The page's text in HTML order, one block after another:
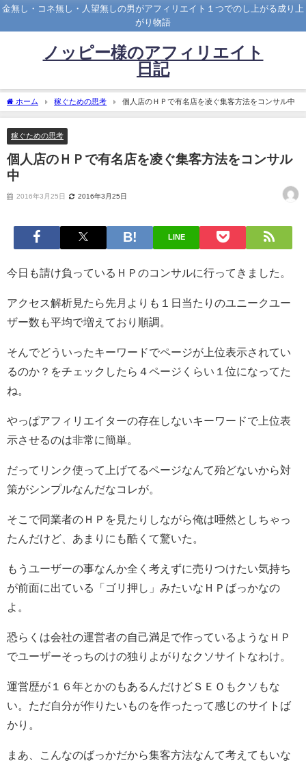
金無し・コネ無し・人望無しの男がアフィリエイト１つでのし上がる成り上
がり物語
ノッピー様のアフィリエイト
日記
ホーム 稼ぐための思考 個人店のＨＰで有名店を凌ぐ集客方法をコンサル中
稼ぐための思考
個人店のＨＰで有名店を凌ぐ集客方法をコンサル
中
2016年3月25日 2016年3月25日
LINE
今日も請け負っているＨＰのコンサルに行ってきました。
アクセス解析見たら先月よりも１日当たりのユニークユー
ザー数も平均で増えており順調。
そんでどういったキーワードでページが上位表示されてい
るのか？をチェックしたら４ページくらい１位になってた
ね。
やっぱアフィリエイターの存在しないキーワードで上位表
示させるのは非常に簡単。
だってリンク使って上げてるページなんて殆どないから対
策がシンプルなんだなコレが。
そこで同業者のＨＰを見たりしながら俺は唖然としちゃっ
たんだけど、あまりにも酷くて驚いた。
もうユーザーの事なんか全く考えずに売りつけたい気持ち
が前面に出ている「ゴリ押し」みたいなＨＰばっかなの
よ。
恐らくは会社の運営者の自己満足で作っているようなＨＰ
でユーザーそっちのけの独りよがりなクソサイトなわけ。
運営歴が１６年とかのもあるんだけどＳＥＯもクソもな
い。ただ自分が作りたいものを作ったって感じのサイトば
かり。
まあ、こんなのばっかだから集客方法なんて考えてもいな